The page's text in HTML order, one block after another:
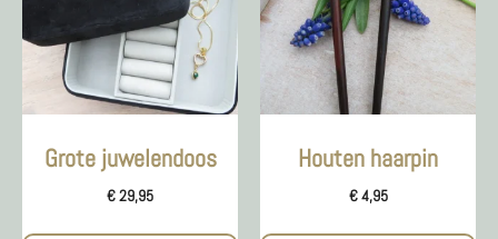
Grote juwelendoos
€29,95
Houten haarpin
€4,95